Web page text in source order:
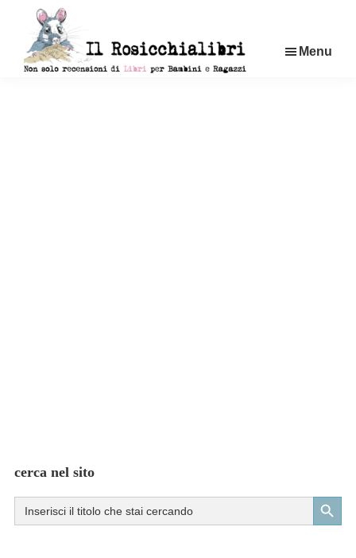
contenuto
Menu
cerca nel sito
Search
for:
Search Button